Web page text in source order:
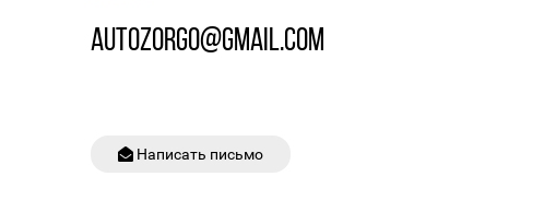
AUTOZORGO@GMAIL.COM
Написать письмо